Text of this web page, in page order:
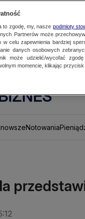
Notowania
to zgodę, my, nasze podmioty
Partnerów może
celu zapewnienia bardziej
danych osobowych
może udzielić/wycofać
momencie, klikając przycisk